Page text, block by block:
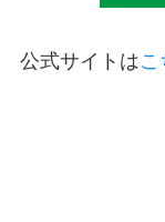
公式サイトはこ